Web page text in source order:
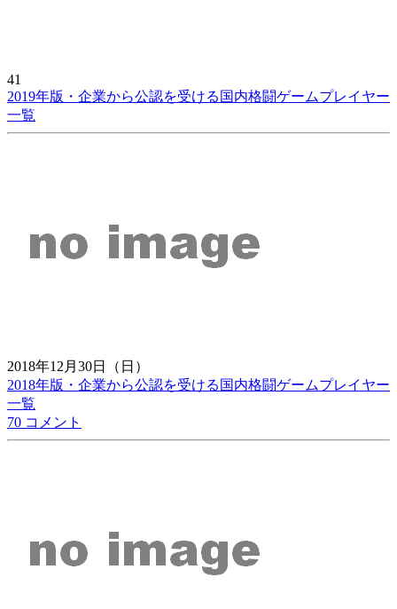
41
2019年版・企業から公認を受ける国内格闘ゲームプレイヤー
一覧
2018年12月30日（日）
2018年版・企業から公認を受ける国内格闘ゲームプレイヤー
一覧
70 コメント